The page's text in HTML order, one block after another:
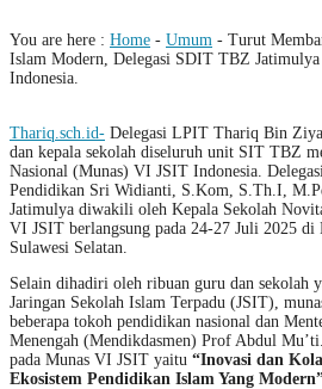
You are here : Home - Umum - Turut
Islam Modern, Delegasi SDIT TBZ
Indonesia.
Thariq.sch.id- Delegasi LPIT Thariq Bin
dan kepala sekolah diseluruh unit SIT TBZ
Nasional (Munas) VI JSIT Indonesia.
Pendidikan Sri Widianti, S.Kom, S.Th.I,
Jatimulya diwakili oleh Kepala Sekolah
VI JSIT berlangsung pada 24-27 Juli 2025 di
Sulawesi Selatan.
Selain dihadiri oleh ribuan guru dan sekolah
Jaringan Sekolah Islam Terpadu (JSIT),
beberapa tokoh pendidikan nasional dan
Menengah (Mendikdasmen) Prof Abdul
pada Munas VI JSIT yaitu “Inovasi dan
Ekosistem Pendidikan Islam Yang